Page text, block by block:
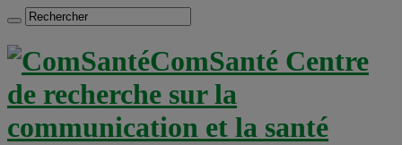
ComSanté Centre
de recherche sur la
communication et la santé